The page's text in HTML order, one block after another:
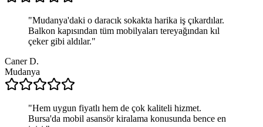
"Mudanya'daki o daracık sokakta harika iş çıkardılar.
Balkon kapısından tüm mobilyaları tereyağından kıl
çeker gibi aldılar."
Caner D.
Mudanya
"Hem uygun fiyatlı hem de çok kaliteli hizmet.
Bursa'da mobil asansör kiralama konusunda bence en